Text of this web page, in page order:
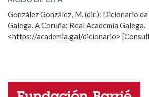
Na fraseoloxía
ESCOLLE UNHA OPCIÓN:
Observación Hai un erro na
Propoño mellorar a definición
Nome
González González, M. (dir.): Dicionario
Galega. A Coruña: Real Academia Galega.
<https://academia.gal/dicionario>